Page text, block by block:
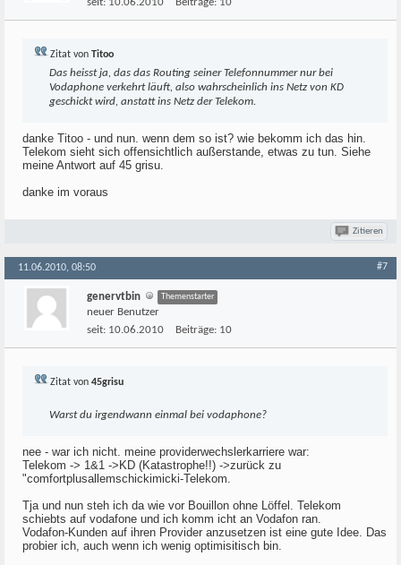
Zitat von Titoo
Das heisst ja, das das Routing seiner Telefonnummer nur bei
Vodaphone verkehrt läuft, also wahrscheinlich ins Netz von KD
geschickt wird, anstatt ins Netz der Telekom.
danke Titoo - und nun. wenn dem so ist? wie bekomm ich das hin.
Telekom sieht sich offensichtlich außerstande, etwas zu tun. Siehe
meine Antwort auf 45 grisu.
danke im voraus
Zitieren
11.06.2010, 08:50 #7
genervtbin Themenstarter
neuer Benutzer
seit: 10.06.2010 Beiträge: 10
Zitat von 45grisu
Warst du irgendwann einmal bei vodaphone?
nee - war ich nicht. meine providerwechslerkarriere war:
Telekom -> 1&1 ->KD (Katastrophe!!) ->zurück zu
"comfortplusallemschickimicki-Telekom.
Tja und nun steh ich da wie vor Bouillon ohne Löffel. Telekom
schiebts auf vodafone und ich komm icht an Vodafon ran.
Vodafon-Kunden auf ihren Provider anzusetzen ist eine gute Idee. Das
probier ich, auch wenn ich wenig optimisitisch bin.